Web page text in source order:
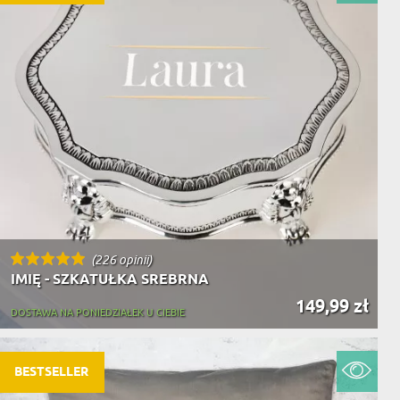
(226 opinii)
IMIĘ - SZKATUŁKA SREBRNA
149,99 zł
DOSTAWA NA PONIEDZIAŁEK U CIEBIE
BESTSELLER